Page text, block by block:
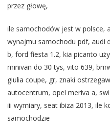
przez głowę,
ile samochodów jest w polsce,
wynajmu samochodu pdf, audi
b, ford fiesta 1.2, kia picanto
minivan do 30 tys, vito 639,
giulia coupe, gr, znaki
autocentrum, opel meriva a,
iii wymiary, seat ibiza 2013, ile
samochodzie